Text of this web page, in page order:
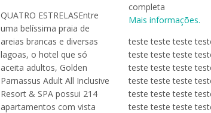
QUATRO ESTRELASEntre
uma belíssima praia de
areias brancas e diversas
lagoas, o hotel que só
aceita adultos, Golden
Parnassus Adult All Inclusive
Resort & SPA possui 214
apartamentos com vista
completa
Mais informações.
teste teste teste
teste teste teste
teste teste teste
teste teste teste
teste teste teste
teste teste teste